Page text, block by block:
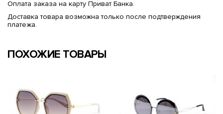
Оплата заказа на карту Приват Банка.
Доставка товара возможна только после подтверждения
платежа.
ПОХОЖИЕ ТОВАРЫ